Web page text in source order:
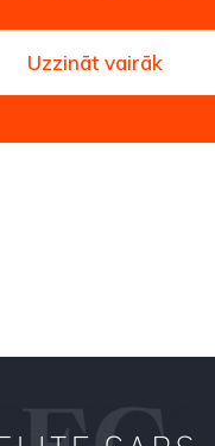
Uzzināt vairāk